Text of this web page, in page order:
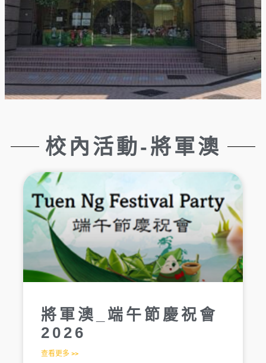
校內活動-將軍澳
將軍澳_端午節慶祝會
2026
查看更多 >>